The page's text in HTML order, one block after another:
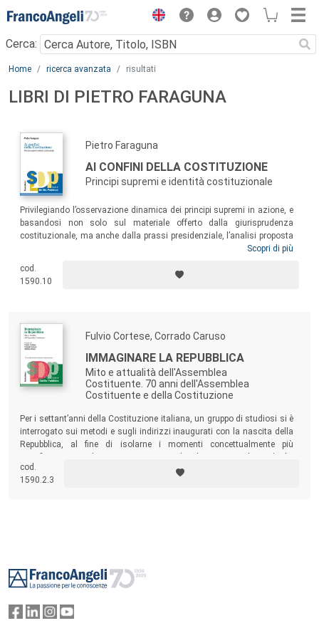
Menu
Cerca:
Main content
Home ricerca avanzata risultati
LIBRI DI PIETRO FARAGUNA
Pietro Faraguna
AI CONFINI DELLA COSTITUZIONE
Principi supremi e identità costituzionale
Privilegiando l’osservazione dinamica dei principi supremi in azione, e
basandosi non solo sul materiale offerto dalla giurisprudenza
costituzionale, ma anche dalla prassi presidenziale, l’analisi proposta
ha recuperato una dimensione teorica della nozione di “principio
principi e collocandola infine nel cuore delle dottrine del
costituzionalismo, classicamente inteso come limite giuridico al
Scopri di più
cod.
1590.10
Fulvio Cortese, Corrado Caruso
IMMAGINARE LA REPUBBLICA
Mito e attualità dell'Assemblea
Costituente. 70 anni dell'Assemblea
Costituente e della Costituzione
Per i settant’anni della Costituzione italiana, un gruppo di studiosi si è
interrogato sui metodi e sugli indirizzi inaugurati con la nascita della
Repubblica, al fine di isolarne i momenti concettualmente più
lavori dell’Assemblea Costituente a un ragionamento plurale sulle
ricadute odierne delle riflessioni svolte in quella sede.
cod.
1590.2.3